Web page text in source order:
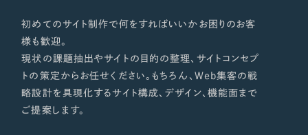
初めてのサイト制作で何をすればいいかお困りのお客
様も歓迎。
現状の課題抽出やサイトの目的の整理、サイトコンセプ
トの策定からお任せください。もちろん、Web集客の戦
略設計を具現化するサイト構成、デザイン、機能面まで
ご提案します。